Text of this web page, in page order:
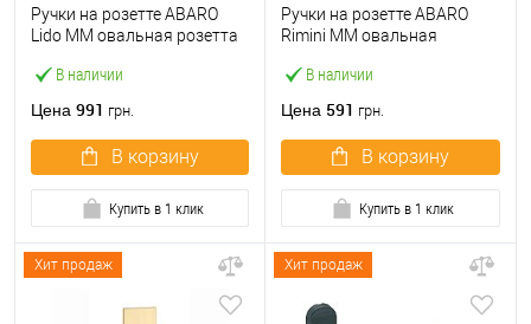
В наличии
Ручки на розетте ABARO
Lido MM овальная розетта
Цена 991 грн.
В корзину
Купить в 1 клик
В наличии
Ручки на розетте ABARO
Rimini MM овальная
сталь
Цена 591 грн.
В корзину
Купить в 1 клик
Хит продаж Хит продаж